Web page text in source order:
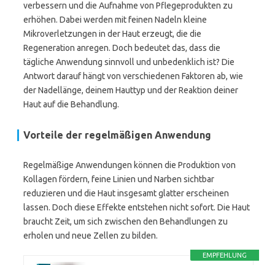
verbessern und die Aufnahme von Pflegeprodukten zu
erhöhen. Dabei werden mit feinen Nadeln kleine
Mikroverletzungen in der Haut erzeugt, die die
Regeneration anregen. Doch bedeutet das, dass die
tägliche Anwendung sinnvoll und unbedenklich ist? Die
Antwort darauf hängt von verschiedenen Faktoren ab, wie
der Nadellänge, deinem Hauttyp und der Reaktion deiner
Haut auf die Behandlung.
Vorteile der regelmäßigen Anwendung
Regelmäßige Anwendungen können die Produktion von
Kollagen fördern, feine Linien und Narben sichtbar
reduzieren und die Haut insgesamt glatter erscheinen
lassen. Doch diese Effekte entstehen nicht sofort. Die Haut
braucht Zeit, um sich zwischen den Behandlungen zu
erholen und neue Zellen zu bilden.
EMPFEHLUNG